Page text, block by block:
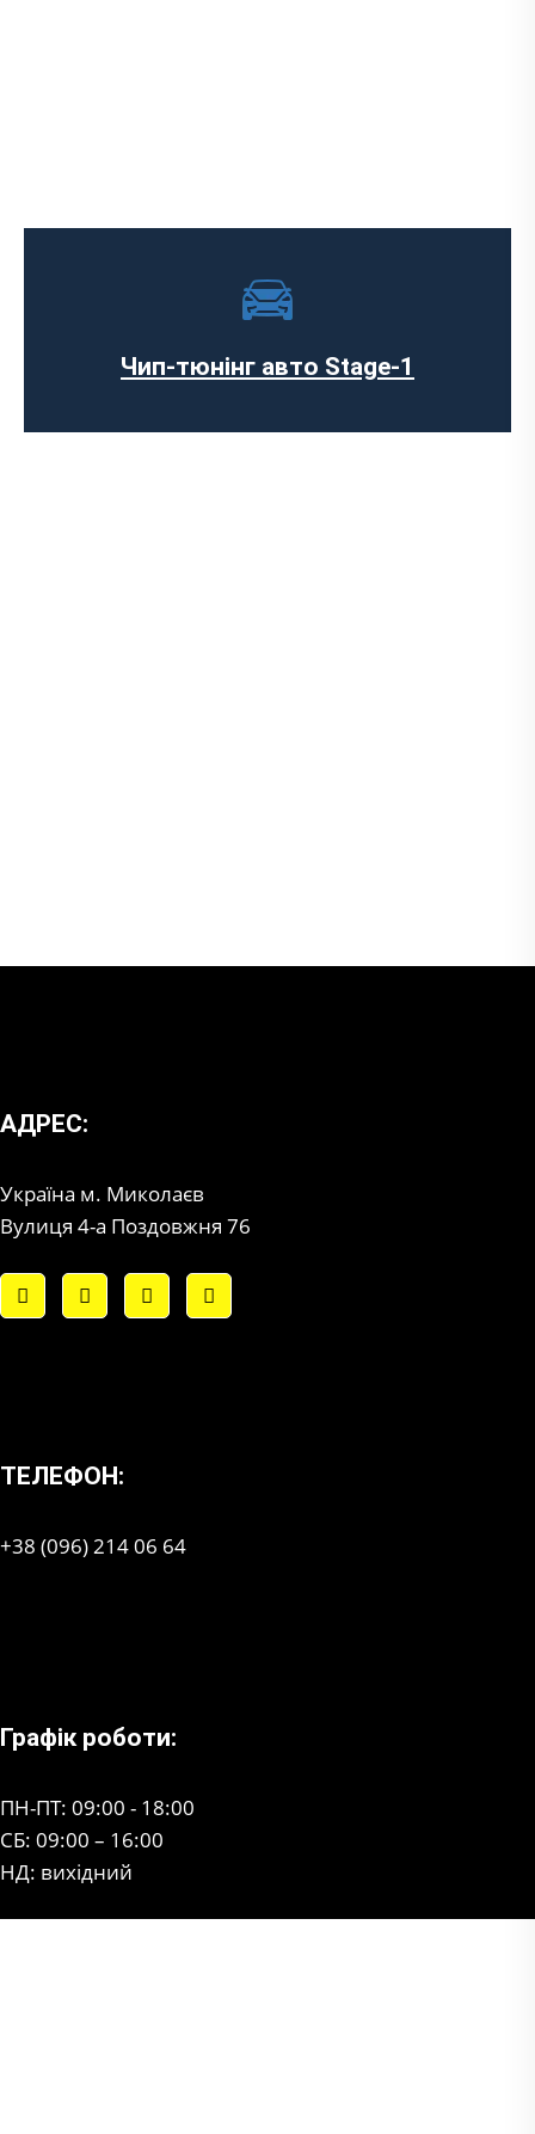
Чип-тюнінг авто Stage-1
АДРЕС:
Україна м. Миколаєв
Вулиця 4-а Поздовжня 76
ТЕЛЕФОН:
+38 (096) 214 06 64
Графік роботи:
ПН-ПТ: 09:00 - 18:00
СБ: 09:00 – 16:00
НД: вихідний